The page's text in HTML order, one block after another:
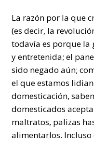
La razón por la que
(es decir, la
todavía es porque la
y entretenida; el
sido negado aún;
el que estamos
domesticación,
domesticados
maltratos, palizas
alimentarlos. Incluso